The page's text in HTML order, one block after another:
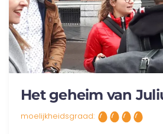
Het geheim van
moelijkheidsgraad: